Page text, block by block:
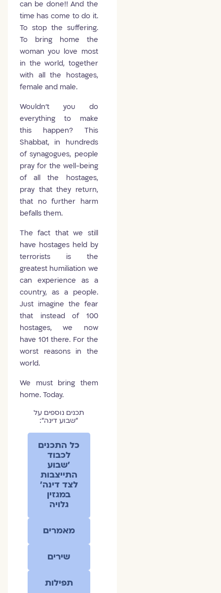
can be done!! And the
time has come to do it.
To stop the suffering.
To bring home the
woman you love most
in the world, together
with all the hostages,
female and male.
Wouldn't you do
everything to make
this happen? This
Shabbat, in hundreds
of synagogues, people
pray for the well-being
of all the hostages,
pray that they return,
that no further harm
befalls them.
The fact that we still
have hostages held by
terrorists is the
greatest humiliation we
can experience as a
country, as a people.
Just imagine the fear
that instead of 100
hostages, we now
have 101 there. For the
worst reasons in the
world.
We must bring them
home. Today.
תכנים נוספים על
״שבוע דינה״:
כל התכנים
לכבוד
׳שבוע
התייצבות
לצד דינה׳
במגזין
גלויה
מאמרים
שירים
תפילות